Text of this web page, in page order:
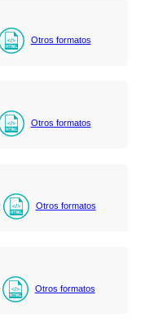
Otros formatos
Otros formatos
Otros formatos
Otros formatos